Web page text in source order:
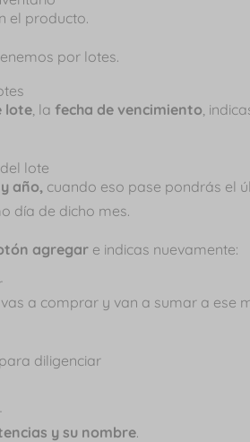
el producto.
por lotes.
lote, la fecha de vencimiento,
año,cuando eso pase pondrás el
día de dicho mes.
agregare indicas nuevamente:
a comprar y van a sumar a ese
y su nombre.